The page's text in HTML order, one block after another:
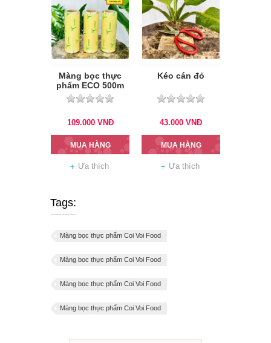
Màng bọc thực
phẩm ECO 500m
không hộp
109.000 VNĐ
MUA HÀNG
Ưa thích
Kéo cán đỏ
43.000 VNĐ
MUA HÀNG
Ưa thích
Tags:
Màng bọc thực phẩm Coi Voi Food
Màng bọc thực phẩm Coi Voi Food
Màng bọc thực phẩm Coi Voi Food
Màng bọc thực phẩm Coi Voi Food